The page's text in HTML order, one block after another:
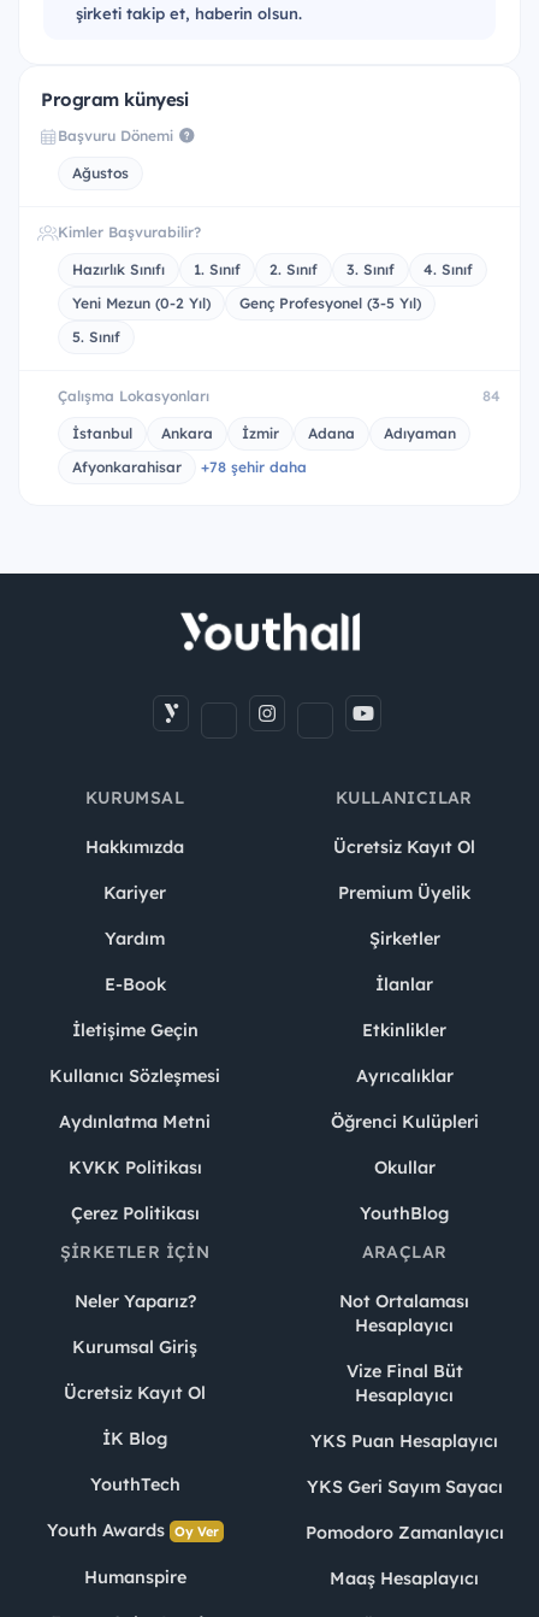
şirketi takip et, haberin olsun.
Program künyesi
Başvuru Dönemi
Ağustos
Kimler Başvurabilir?
Hazırlık Sınıfı 1. Sınıf 2. Sınıf 3. Sınıf
4. Sınıf
Yeni Mezun (0-2 Yıl)
Genç Profesyonel (3-5 Yıl)
5. Sınıf
Çalışma Lokasyonları 84
İstanbul Ankara İzmir Adana
Adıyaman
Afyonkarahisar
+78 şehir daha
KURUMSAL
Hakkımızda
Kariyer
Yardım
E-Book
İletişime Geçin
Kullanıcı Sözleşmesi
Aydınlatma Metni
KVKK Politikası
Çerez Politikası
KULLANICILAR
Ücretsiz Kayıt Ol
Premium Üyelik
Şirketler
İlanlar
Etkinlikler
Ayrıcalıklar
Öğrenci Kulüpleri
Okullar
YouthBlog
ŞIRKETLER İÇIN
Neler Yaparız?
Kurumsal Giriş
Ücretsiz Kayıt Ol
İK Blog
YouthTech
Youth Awards Oy Ver
Humanspire
ARAÇLAR
Not Ortalaması
Hesaplayıcı
Vize Final Büt
Hesaplayıcı
YKS Puan Hesaplayıcı
YKS Geri Sayım Sayacı
Pomodoro Zamanlayıcı
Maaş Hesaplayıcı